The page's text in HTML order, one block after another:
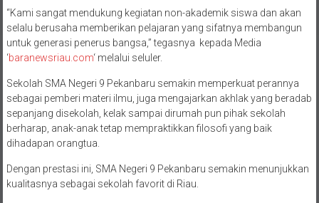
“Kami sangat mendukung kegiatan non-akademik siswa dan akan
selalu berusaha memberikan pelajaran yang sifatnya membangun
untuk generasi penerus bangsa,” tegasnya kepada Media
‘baranewsriau.com‘ melalui seluler.
Sekolah SMA Negeri 9 Pekanbaru semakin memperkuat perannya
sebagai pemberi materi ilmu, juga mengajarkan akhlak yang beradab
sepanjang disekolah, kelak sampai dirumah pun pihak sekolah
berharap, anak-anak tetap mempraktikkan filosofi yang baik
dihadapan orangtua.
Dengan prestasi ini, SMA Negeri 9 Pekanbaru semakin menunjukkan
kualitasnya sebagai sekolah favorit di Riau.